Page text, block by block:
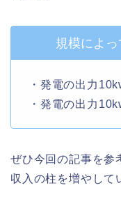
規模によ
・発電の出力
・発電の出力
ぜひ今回の記事を参
収入の柱を増やして